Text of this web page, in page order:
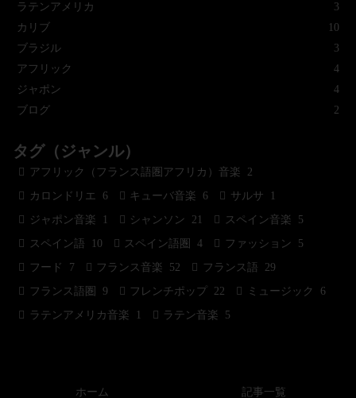
ラテンアメリカ
3
カリブ
10
ブラジル
3
アフリック
4
ジャポン
4
ブログ
2
タグ（ジャンル）
アフリック（フランス語圏アフリカ）音楽
2
カロンドリエ
6 キューバ音楽 6 サルサ
1
ジャポン音楽
1 シャンソン 21 スペイン音楽
5
スペイン語
10 スペイン語圏 4 ファッション
5
フード
7 フランス音楽 52 フランス語
29
フランス語圏
9 フレンチポップ 22 ミュージック
6
ラテンアメリカ音楽
1 ラテン音楽 5
ホーム 記事一覧